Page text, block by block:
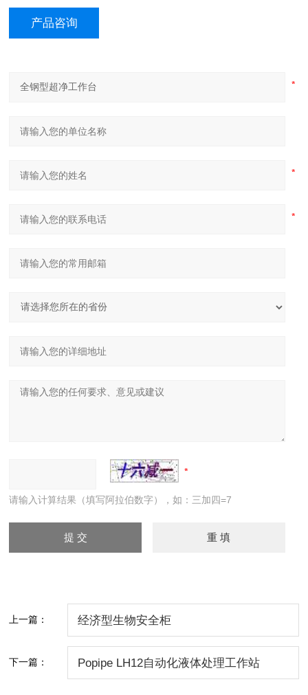
产品咨询
请输入计算结果（填写阿拉伯数字），如：三加四=7
上一篇： 经济型生物安全柜
下一篇： Popipe LH12自动化液体处理工作站